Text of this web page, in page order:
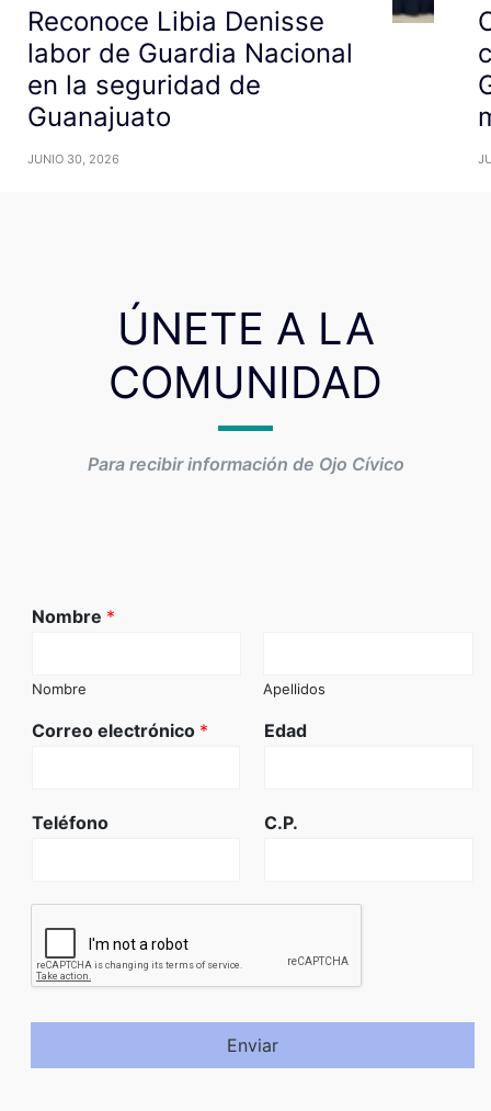
Reconoce Libia Denisse
labor de Guardia Nacional
en la seguridad de
Guanajuato
JUNIO 30, 2026
ÚNETE A LA
COMUNIDAD
Para recibir información de Ojo Cívico
Nombre *
Nombre Apellidos
Correo electrónico * Edad
Teléfono C.P.
Enviar